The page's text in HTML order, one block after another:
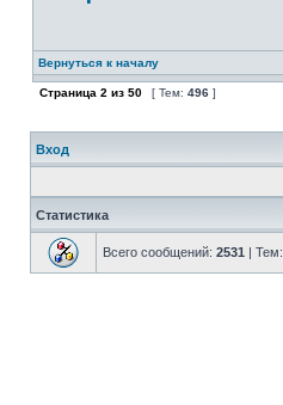
Вернуться к началу
Страница 2 из 50 [ Тем: 496 ]
Вход
Статистика
Всего сообщений: 2531 | Тем: